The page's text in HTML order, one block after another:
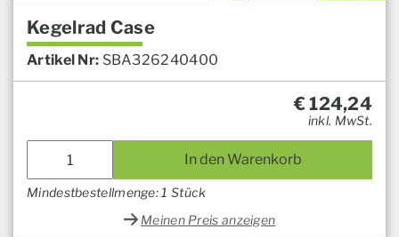
Kegelrad Case
Artikel Nr: SBA326240400
€124,24
inkl. MwSt.
In den Warenkorb
Mindestbestellmenge: 1 Stück
Meinen Preis anzeigen